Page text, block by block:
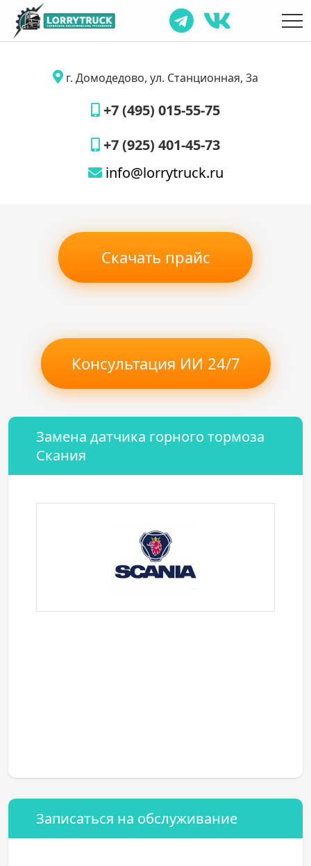
г. Домодедово, ул. Станционная, 3а
+7 (495) 015-55-75
+7 (925) 401-45-73
info@lorrytruck.ru
Скачать прайс
Консультация ИИ 24/7
Замена датчика горного тормоза
Скания
Записаться на обслуживание